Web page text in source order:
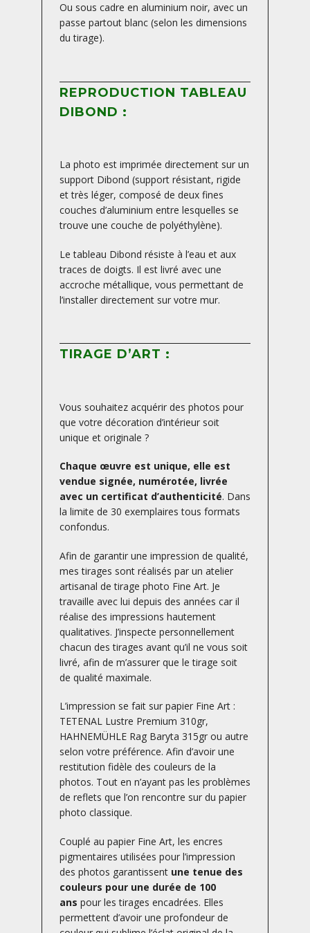
Ou sous cadre en aluminium noir, avec un
passe partout blanc (selon les dimensions
du tirage).
REPRODUCTION TABLEAU
DIBOND :
La photo est imprimée directement sur un
support Dibond (support résistant, rigide
et très léger, composé de deux fines
couches d’aluminium entre lesquelles se
trouve une couche de polyéthylène).
Le tableau Dibond résiste à l’eau et aux
traces de doigts. Il est livré avec une
accroche métallique, vous permettant de
l’installer directement sur votre mur.
TIRAGE D’ART :
Vous souhaitez acquérir des photos pour
que votre décoration d’intérieur soit
unique et originale ?
Chaque œuvre est unique, elle est
vendue signée, numérotée, livrée
avec un certificat d’authenticité. Dans
la limite de 30 exemplaires tous formats
confondus.
Afin de garantir une impression de qualité,
mes tirages sont réalisés par un atelier
artisanal de tirage photo Fine Art. Je
travaille avec lui depuis des années car il
réalise des impressions hautement
qualitatives. J’inspecte personnellement
chacun des tirages avant qu’il ne vous soit
livré, afin de m’assurer que le tirage soit
de qualité maximale.
L’impression se fait sur papier Fine Art :
TETENAL Lustre Premium 310gr,
HAHNEMÜHLE Rag Baryta 315gr ou autre
selon votre préférence. Afin d’avoir une
restitution fidèle des couleurs de la
photos. Tout en n’ayant pas les problèmes
de reflets que l’on rencontre sur du papier
photo classique.
Couplé au papier Fine Art, les encres
pigmentaires utilisées pour l’impression
des photos garantissent une tenue des
couleurs pour une durée de 100
ans pour les tirages encadrées. Elles
permettent d’avoir une profondeur de